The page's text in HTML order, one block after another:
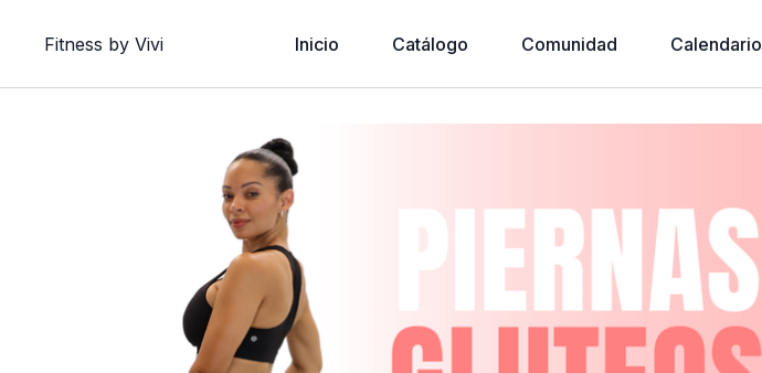
Fitness by Vivi Inicio Catálogo Comunidad Calendario